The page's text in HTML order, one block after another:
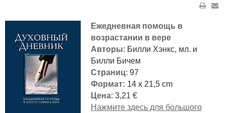
Ежедневная помощь в
возрастании в вере
Авторы: Билли Хэнкс, мл. и
Билли Бичем
Страниц: 97
Формат: 14 x 21,5 cm
Цена: 3,21 €
Нажмите здесь для большого